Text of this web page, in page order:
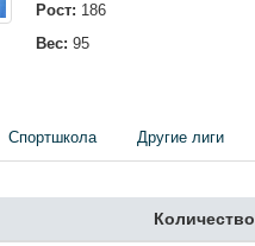
Рост: 186
Вес: 95
Спортшкола Другие лиги